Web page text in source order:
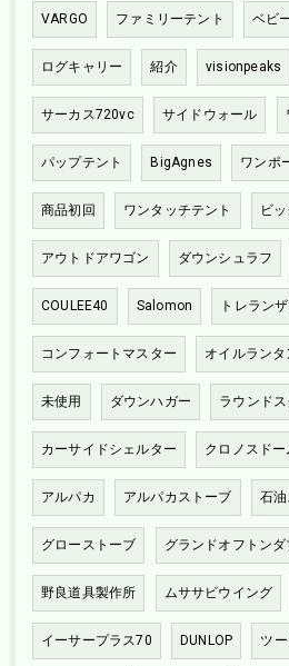
VARGO ファミリーテント ベビ
ログキャリー 紹介 visionpeaks
サーカス720vc サイドウォール
パップテント BigAgnes ワンポ
商品初回 ワンタッチテント ビ
アウトドアワゴン ダウンシュラフ
COULEE40 Salomon トレラン
コンフォートマスター オイルランタ
未使用 ダウンハガー ラウンド
カーサイドシェルター クロノスドー
アルパカ アルパカストーブ 石
グローストーブ グランドオフトン
野良道具製作所 ムササビウイング
イーサープラス70 DUNLOP ツ